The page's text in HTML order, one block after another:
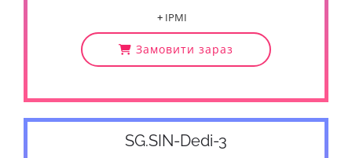
+ IPMI
Замовити зараз
SG.SIN-Dedi-3